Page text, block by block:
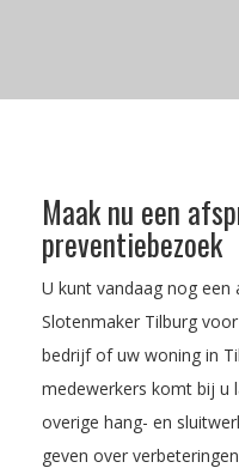
Maak nu een
preventiebezoek
U kunt vandaag nog
Slotenmaker Tilburg
bedrijf of uw woning in
medewerkers komt bij u
overige hang- en
geven over